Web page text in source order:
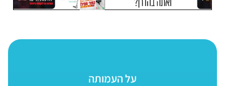
על העמותה